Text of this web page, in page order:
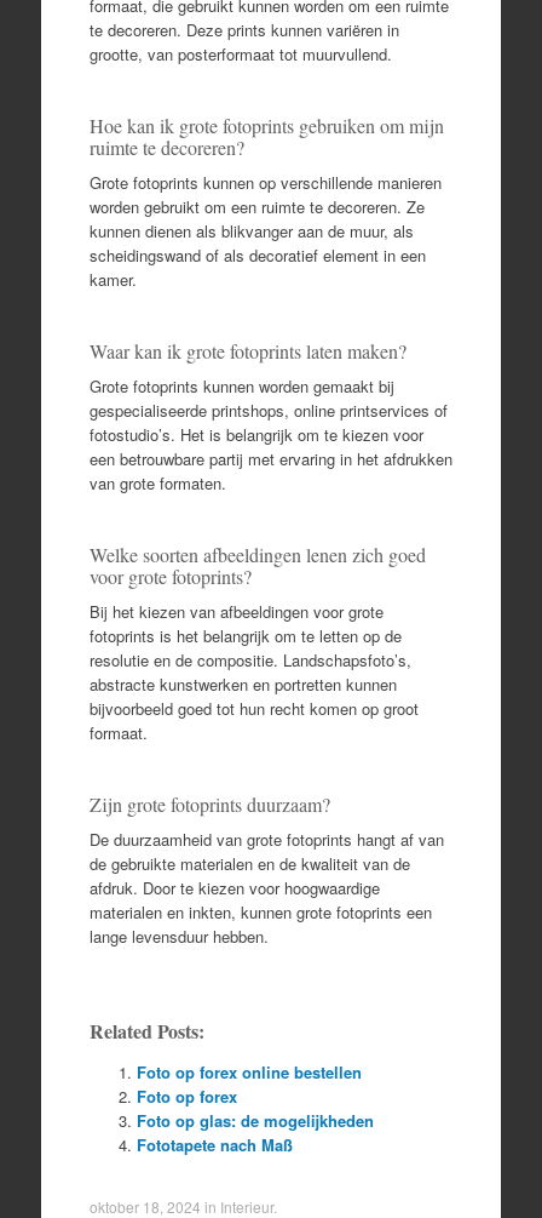
formaat, die gebruikt kunnen worden om een ruimte
te decoreren. Deze prints kunnen variëren in
grootte, van posterformaat tot muurvullend.
Hoe kan ik grote fotoprints gebruiken om mijn
ruimte te decoreren?
Grote fotoprints kunnen op verschillende manieren
worden gebruikt om een ruimte te decoreren. Ze
kunnen dienen als blikvanger aan de muur, als
scheidingswand of als decoratief element in een
kamer.
Waar kan ik grote fotoprints laten maken?
Grote fotoprints kunnen worden gemaakt bij
gespecialiseerde printshops, online printservices of
fotostudio’s. Het is belangrijk om te kiezen voor
een betrouwbare partij met ervaring in het afdrukken
van grote formaten.
Welke soorten afbeeldingen lenen zich goed
voor grote fotoprints?
Bij het kiezen van afbeeldingen voor grote
fotoprints is het belangrijk om te letten op de
resolutie en de compositie. Landschapsfoto’s,
abstracte kunstwerken en portretten kunnen
bijvoorbeeld goed tot hun recht komen op groot
formaat.
Zijn grote fotoprints duurzaam?
De duurzaamheid van grote fotoprints hangt af van
de gebruikte materialen en de kwaliteit van de
afdruk. Door te kiezen voor hoogwaardige
materialen en inkten, kunnen grote fotoprints een
lange levensduur hebben.
Related Posts:
Foto op forex online bestellen
Foto op forex
Foto op glas: de mogelijkheden
Fototapete nach Maß
oktober 18, 2024 in Interieur.